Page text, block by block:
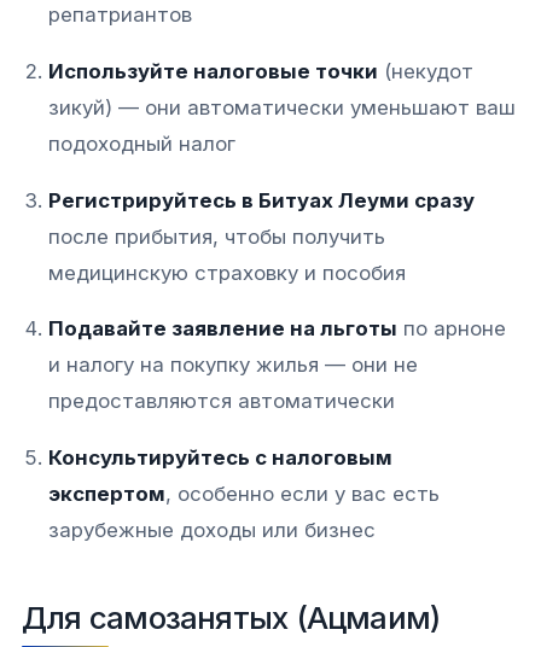
репатриантов​
Используйте налоговые точки (некудот
зикуй) — они автоматически уменьшают ваш
подоходный налог​​
Регистрируйтесь в Битуах Леуми сразу
после прибытия, чтобы получить
медицинскую страховку и пособия​​
Подавайте заявление на льготы по арноне
и налогу на покупку жилья — они не
предоставляются автоматически​
Консультируйтесь с налоговым
экспертом, особенно если у вас есть
зарубежные доходы или бизнес​​
Для самозанятых (Ацмаим)